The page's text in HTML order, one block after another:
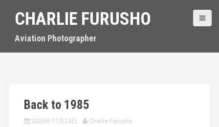
CHARLIE FURUSHO
Aviation Photographer
Back to 1985
2020年11月24日 Charlie Furusho